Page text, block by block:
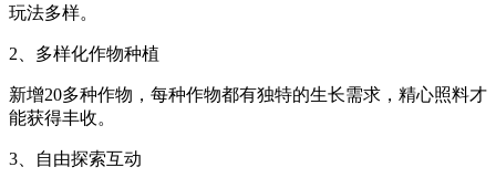
玩法多样。
2、多样化作物种植
新增20多种作物，每种作物都有独特的生长需求，精心照料才
能获得丰收。
3、自由探索互动